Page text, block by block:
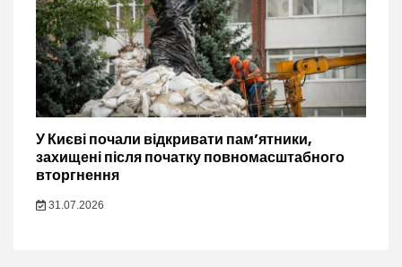
У Києві почали відкривати пам’ятники,
захищені після початку повномасштабного
вторгнення
31.07.2026